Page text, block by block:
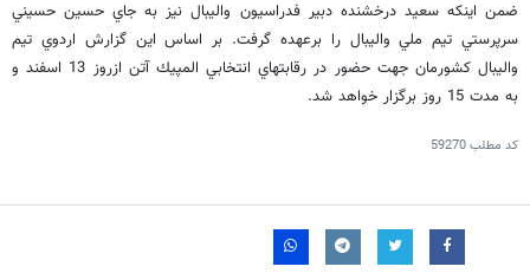
ضمن اينكه سعيد درخشنده دبير فدراسيون واليبال نيز به جاي حسين حسيني
سرپرستي تيم ملي واليبال را برعهده گرفت. بر اساس اين گزارش اردوي تيم
واليبال كشورمان جهت حضور در رقابتهاي انتخابي المپيك آتن ازروز 13 اسفند و
به مدت 15 روز برگزار خواهد شد.
کد مطلب59270